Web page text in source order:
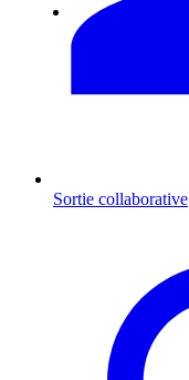
Sortie collaborative